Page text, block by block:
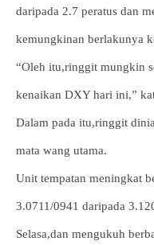
daripada 2.7 peratus dan
kemungkinan berlakunya
“Oleh itu,ringgit mungkin
kenaikan DXY hari ini,”
Dalam pada itu,ringgit
mata wang utama.
Unit tempatan meningkat
3.0711/0941 daripada
Selasa,dan mengukuh